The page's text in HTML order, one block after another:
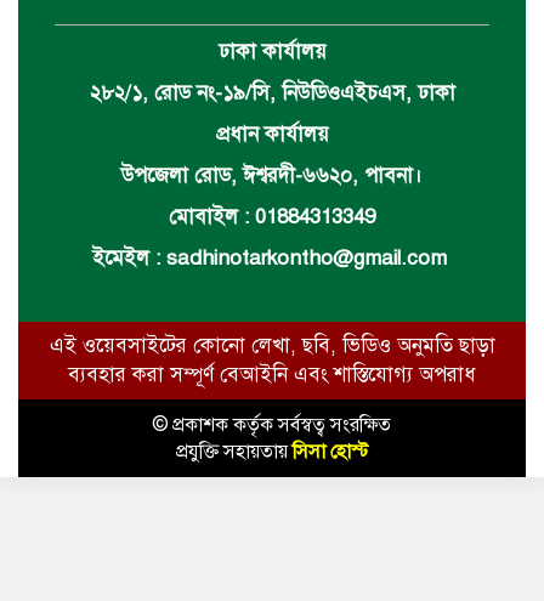
ঢাকা কার্যালয়
২৮২/১, রোড নং-১৯/সি, নিউডিওএইচএস, ঢাকা
প্রধান কার্যালয়
উপজেলা রোড, ঈশ্বরদী-৬৬২০, পাবনা।
মোবাইল : 01884313349
ইমেইল : sadhinotarkontho@gmail.com
এই ওয়েবসাইটের কোনো লেখা, ছবি, ভিডিও অনুমতি ছাড়া
ব্যবহার করা সম্পূর্ণ বেআইনি এবং শাস্তিযোগ্য অপরাধ
© প্রকাশক কর্তৃক সর্বস্বত্ব সংরক্ষিত
প্রযুক্তি সহায়তায়সিসা হোস্ট